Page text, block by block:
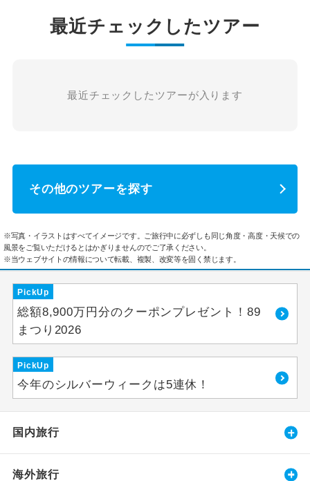
最近チェックしたツアー
最近チェックしたツアーが入ります
その他のツアーを探す
※写真・イラストはすべてイメージです。ご旅行中に必ずしも同じ角度・高度・天候での
風景をご覧いただけるとはかぎりませんのでご了承ください。
※当ウェブサイトの情報について転載、複製、改変等を固く禁じます。
PickUp
総額8,900万円分のクーポンプレゼント！89
まつり2026
PickUp
今年のシルバーウィークは5連休！
国内旅行
海外旅行